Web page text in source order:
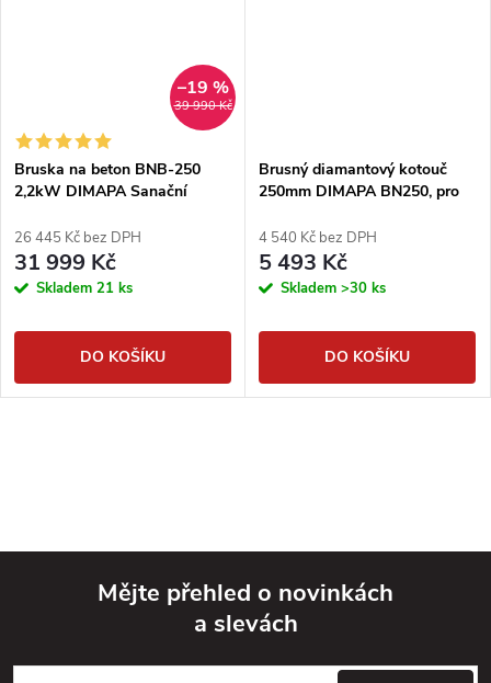
39 990 Kč
–19 %
Bruska na beton BNB-250
2,2kW DIMAPA Sanační
26 445 Kč bez DPH
31 999 Kč
Skladem 21 ks
DO KOŠÍKU
Brusný diamantový kotouč
250mm DIMAPA BN250, pro
4 540 Kč bez DPH
5 493 Kč
Skladem >30 ks
DO KOŠÍKU
Mějte přehled o novinkách
a slevách